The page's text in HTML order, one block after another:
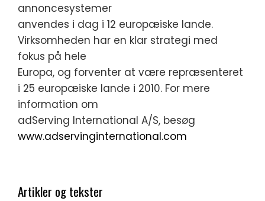
annoncesystemer
anvendes i dag i 12 europæiske lande.
Virksomheden har en klar strategi med
fokus på hele
Europa, og forventer at være repræsenteret
i 25 europæiske lande i 2010. For mere
information om
adServing International A/S, besøg
www.adservinginternational.com
Artikler og tekster